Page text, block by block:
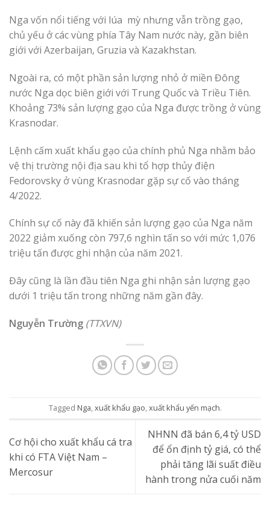
Nga vốn nổi tiếng với lúa mỳ nhưng vẫn trồng gạo,
chủ yếu ở các vùng phía Tây Nam nước này, gần biên
giới với Azerbaijan, Gruzia và Kazakhstan.
Ngoài ra, có một phần sản lượng nhỏ ở miền Đông
nước Nga dọc biên giới với Trung Quốc và Triều Tiên.
Khoảng 73% sản lượng gạo của Nga được trồng ở vùng
Krasnodar.
Lệnh cấm xuất khẩu gạo của chính phủ Nga nhằm bảo
vệ thị trường nội địa sau khi tổ hợp thủy điện
Fedorovsky ở vùng Krasnodar gặp sự cố vào tháng
4/2022.
Chính sự cố này đã khiến sản lượng gạo của Nga năm
2022 giảm xuống còn 797,6 nghìn tấn so với mức 1,076
triệu tấn được ghi nhận của năm 2021.
Đây cũng là lần đầu tiên Nga ghi nhận sản lượng gạo
dưới 1 triệu tấn trong những năm gần đây.
Nguyễn Trường (TTXVN)
Tagged Nga,xuất khẩu gạo,xuất khẩu yến mạch.
Cơ hội cho xuất khẩu cá tra
khi có FTA Việt Nam –
Mercosur
NHNN đã bán 6,4 tỷ USD
để ổn định tỷ giá, có thể
phải tăng lãi suất điều
hành trong nửa cuối năm